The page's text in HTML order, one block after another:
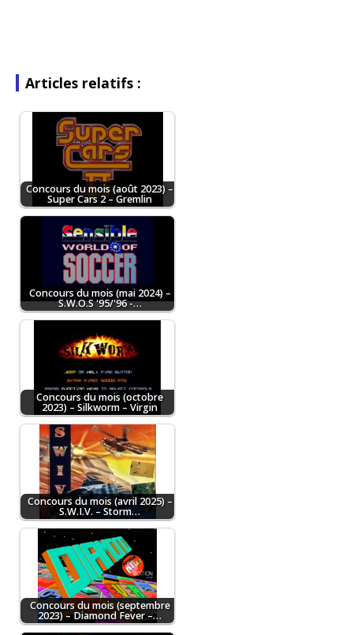
Articles relatifs :
Concours du mois (août 2023) –
Super Cars 2 – Gremlin
Concours du mois (mai 2024) –
S.W.O.S '95/'96 -…
Concours du mois (octobre
2023) – Silkworm – Virgin
Concours du mois (avril 2025) –
S.W.I.V. – Storm…
Concours du mois (septembre
2023) – Diamond Fever –…